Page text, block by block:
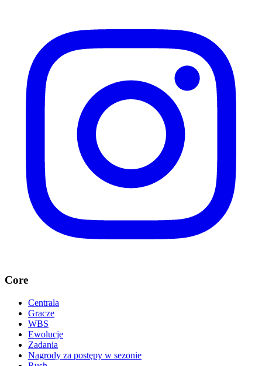
Core
Centrala
Gracze
WBS
Ewolucje
Zadania
Nagrody za postępy w sezonie